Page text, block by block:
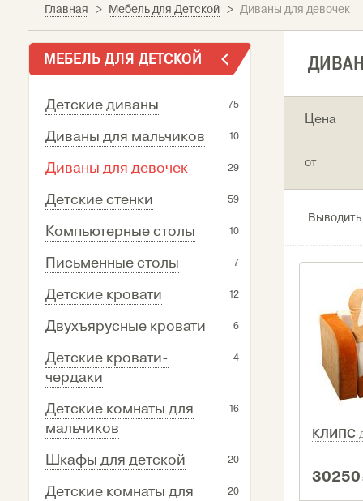
Главная > Мебель для Детской > Диваны для девочек
МЕБЕЛЬ ДЛЯ ДЕТСКОЙ
Детские диваны 75
Диваны для мальчиков 10
Диваны для девочек 29
Детские стенки 59
Компьютерные столы 10
Письменные столы 7
Детские кровати 12
Двухъярусные кровати 6
Детские кровати-
чердаки
4
Детские комнаты для
мальчиков
16
Шкафы для детской 20
Детские комнаты для
20
Цена
от
КЛИПС
30250